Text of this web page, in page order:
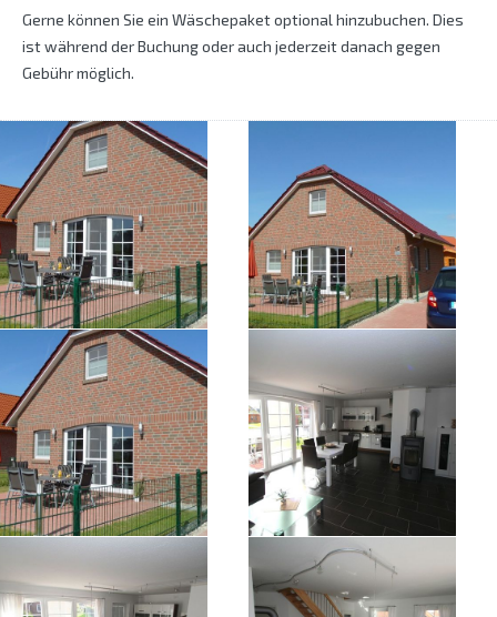
Gerne können Sie ein Wäschepaket optional hinzubuchen. Dies
ist während der Buchung oder auch jederzeit danach gegen
Gebühr möglich.